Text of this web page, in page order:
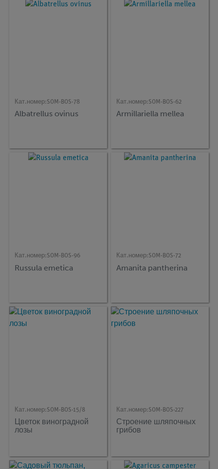
Кат.номер:SOM-BOS-78
Albatrellus ovinus
Кат.номер:SOM-BOS-62
Armillariella mellea
Кат.номер:SOM-BOS-96
Russula emetica
Кат.номер:SOM-BOS-72
Amanita pantherina
Кат.номер:SOM-BOS-15/8
Цветок виноградной
лозы
Кат.номер:SOM-BOS-227
Строение шляпочных
грибов